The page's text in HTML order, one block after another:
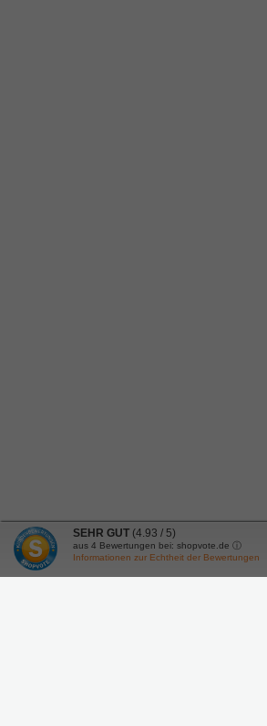
SEHR GUT (4.93 / 5)
aus 4 Bewertungen bei: shopvote.de ⓘ
Informationen zur Echtheit der Bewertungen